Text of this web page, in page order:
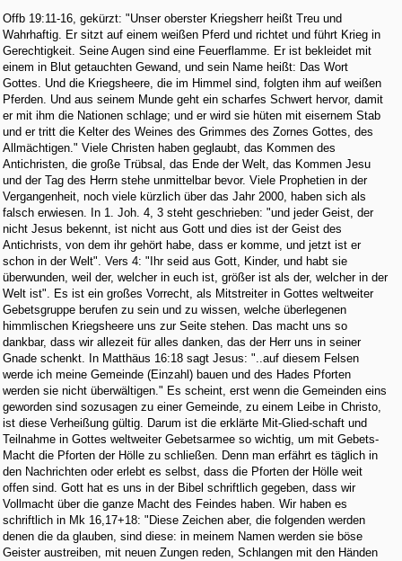
Offb 19:11-16, gekürzt: "Unser oberster Kriegsherr heißt Treu und
Wahrhaftig. Er sitzt auf einem weißen Pferd und richtet und führt Krieg in
Gerechtigkeit. Seine Augen sind eine Feuerflamme. Er ist bekleidet mit
einem in Blut getauchten Gewand, und sein Name heißt: Das Wort
Gottes. Und die Kriegsheere, die im Himmel sind, folgten ihm auf weißen
Pferden. Und aus seinem Munde geht ein scharfes Schwert hervor, damit
er mit ihm die Nationen schlage; und er wird sie hüten mit eisernem Stab
und er tritt die Kelter des Weines des Grimmes des Zornes Gottes, des
Allmächtigen." Viele Christen haben geglaubt, das Kommen des
Antichristen, die große Trübsal, das Ende der Welt, das Kommen Jesu
und der Tag des Herrn stehe unmittelbar bevor. Viele Prophetien in der
Vergangenheit, noch viele kürzlich über das Jahr 2000, haben sich als
falsch erwiesen. In 1. Joh. 4, 3 steht geschrieben: "und jeder Geist, der
nicht Jesus bekennt, ist nicht aus Gott und dies ist der Geist des
Antichrists, von dem ihr gehört habe, dass er komme, und jetzt ist er
schon in der Welt". Vers 4: "Ihr seid aus Gott, Kinder, und habt sie
überwunden, weil der, welcher in euch ist, größer ist als der, welcher in der
Welt ist". Es ist ein großes Vorrecht, als Mitstreiter in Gottes weltweiter
Gebetsgruppe berufen zu sein und zu wissen, welche überlegenen
himmlischen Kriegsheere uns zur Seite stehen. Das macht uns so
dankbar, dass wir allezeit für alles danken, das der Herr uns in seiner
Gnade schenkt. In Matthäus 16:18 sagt Jesus: "..auf diesem Felsen
werde ich meine Gemeinde (Einzahl) bauen und des Hades Pforten
werden sie nicht überwältigen." Es scheint, erst wenn die Gemeinden eins
geworden sind sozusagen zu einer Gemeinde, zu einem Leibe in Christo,
ist diese Verheißung gültig. Darum ist die erklärte Mit-Glied-schaft und
Teilnahme in Gottes weltweiter Gebetsarmee so wichtig, um mit Gebets-
Macht die Pforten der Hölle zu schließen. Denn man erfährt es täglich in
den Nachrichten oder erlebt es selbst, dass die Pforten der Hölle weit
offen sind. Gott hat es uns in der Bibel schriftlich gegeben, dass wir
Vollmacht über die ganze Macht des Feindes haben. Wir haben es
schriftlich in Mk 16,17+18: "Diese Zeichen aber, die folgenden werden
denen die da glauben, sind diese: in meinem Namen werden sie böse
Geister austreiben, mit neuen Zungen reden, Schlangen mit den Händen